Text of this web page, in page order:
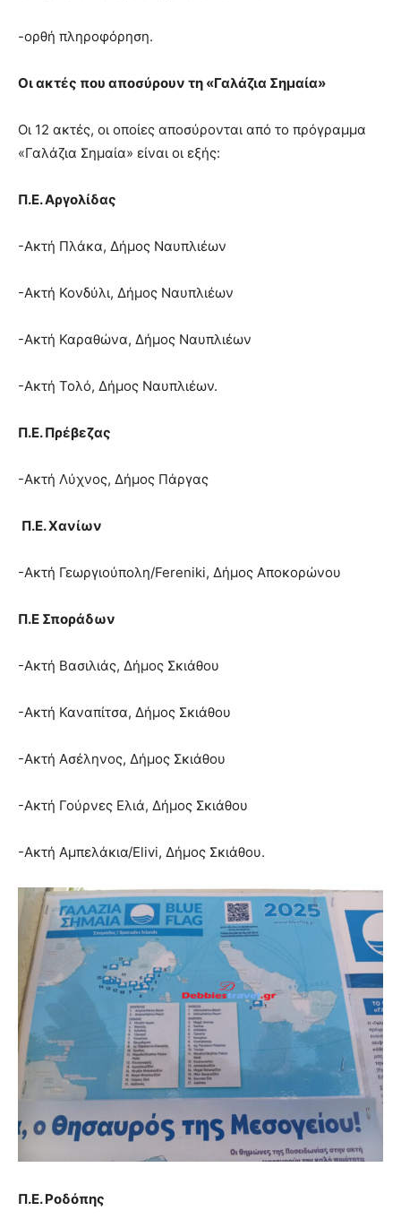
-ορθή πληροφόρηση.
Οι ακτές που αποσύρουν τη «Γαλάζια Σημαία»
Οι 12 ακτές, οι οποίες αποσύρονται από το πρόγραμμα
«Γαλάζια Σημαία» είναι οι εξής:
Π.Ε. Αργολίδας
-Ακτή Πλάκα, Δήμος Ναυπλιέων
-Ακτή Κονδύλι, Δήμος Ναυπλιέων
-Ακτή Καραθώνα, Δήμος Ναυπλιέων
-Ακτή Τολό, Δήμος Ναυπλιέων.
Π.Ε. Πρέβεζας
-Ακτή Λύχνος, Δήμος Πάργας
Π.Ε. Χανίων
-Ακτή Γεωργιούπολη/Fereniki, Δήμος Αποκορώνου
Π.Ε Σποράδων
-Ακτή Βασιλιάς, Δήμος Σκιάθου
-Ακτή Καναπίτσα, Δήμος Σκιάθου
-Ακτή Ασέληνος, Δήμος Σκιάθου
-Ακτή Γούρνες Ελιά, Δήμος Σκιάθου
-Ακτή Αμπελάκια/Elivi, Δήμος Σκιάθου.
Π.Ε. Ροδόπης